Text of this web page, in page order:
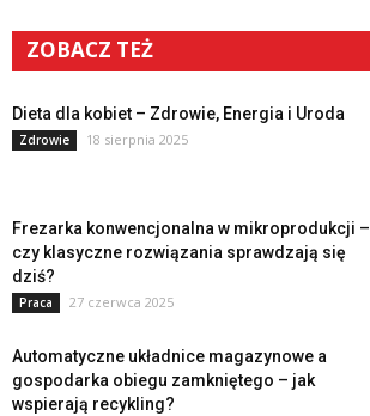
ZOBACZ TEŻ
Dieta dla kobiet – Zdrowie, Energia i Uroda
Zdrowie 18 sierpnia 2025
Frezarka konwencjonalna w mikroprodukcji –
czy klasyczne rozwiązania sprawdzają się
dziś?
Praca 27 czerwca 2025
Automatyczne układnice magazynowe a
gospodarka obiegu zamkniętego – jak
wspierają recykling?